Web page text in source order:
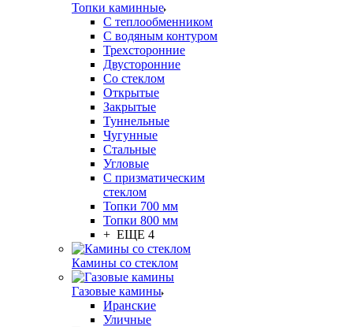
Топки каминные
С теплообменником
С водяным контуром
Трехсторонние
Двусторонние
Со стеклом
Открытые
Закрытые
Туннельные
Чугунные
Стальные
Угловые
С призматическим
стеклом
Топки 700 мм
Топки 800 мм
+ ЕЩЕ 4
Камины со стеклом
Газовые камины
Иранские
Уличные